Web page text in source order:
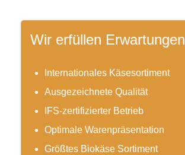
Wir erfüllen Erwartungen
Internationales Käsesortiment
Ausgezeichnete Qualität
IFS-zertifizierter Betrieb
Optimale Warenpräsentation
Größtes Biokäse Sortiment